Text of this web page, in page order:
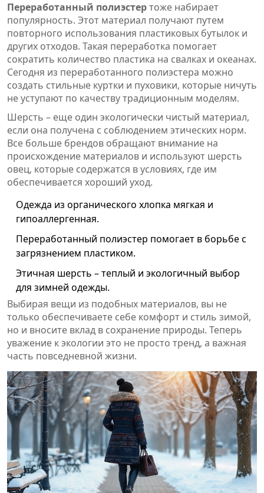
Переработанный полиэстертоже набирает
популярность. Этот материал получают путем
повторного использования пластиковых бутылок и
других отходов. Такая переработка помогает
сократить количество пластика на свалках и океанах.
Сегодня из переработанного полиэстера можно
создать стильные куртки и пуховики, которые ничуть
не уступают по качеству традиционным моделям.
Шерсть – еще один экологически чистый материал,
если она получена с соблюдением этических норм.
Все больше брендов обращают внимание на
происхождение материалов и используют шерсть
овец, которые содержатся в условиях, где им
обеспечивается хороший уход.
Одежда из органического хлопка мягкая и
гипоаллергенная.
Переработанный полиэстер помогает в борьбе с
загрязнением пластиком.
Этичная шерсть – теплый и экологичный выбор
для зимней одежды.
Выбирая вещи из подобных материалов, вы не
только обеспечиваете себе комфорт и стиль зимой,
но и вносите вклад в сохранение природы. Теперь
уважение к экологии это не просто тренд, а важная
часть повседневной жизни.